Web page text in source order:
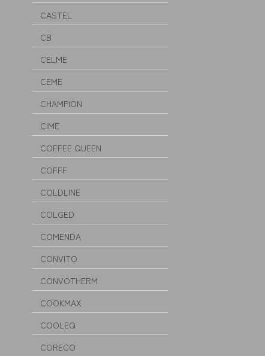
CASTEL
CB
CELME
CEME
CHAMPION
CIME
COFFEE QUEEN
COFFF
COLDLINE
COLGED
COMENDA
CONVITO
CONVOTHERM
COOKMAX
COOLEQ
CORECO